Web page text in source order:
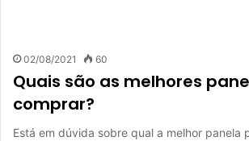
02/08/2021 60
Quais são as melhores
comprar?
Está em dúvida sobre qual a melhor panela